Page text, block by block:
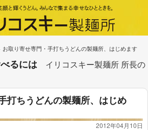
お取り寄せ専門・手打ちうどんの製麺所、はじめます
るには
イリコスキー製麺所 所長の
打ちうどんの製麺所、はじめ
2012年04月10日